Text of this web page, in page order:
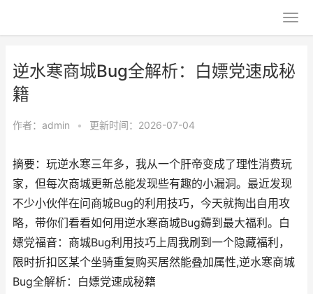
逆水寒商城Bug全解析：白嫖党速成秘
籍
作者： admin • 更新时间：2026-07-04
摘要：玩逆水寒三年多，我从一个肝帝变成了理性消费玩
家，但每次商城更新总能发现些有趣的小漏洞。最近发现
不少小伙伴在问商城Bug的利用技巧，今天就掏出自用攻
略，带你们看看如何用逆水寒商城Bug薅到最大福利。白
嫖党福音：商城Bug利用技巧上周我刷到一个隐藏福利，
限时折扣区某个坐骑重复购买居然能叠加属性,逆水寒商城
Bug全解析：白嫖党速成秘籍